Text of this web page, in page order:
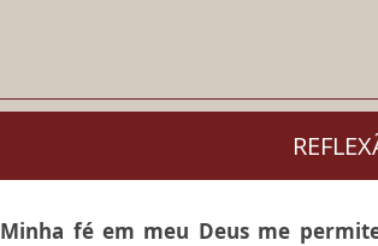
Minha fé em meu Deus me